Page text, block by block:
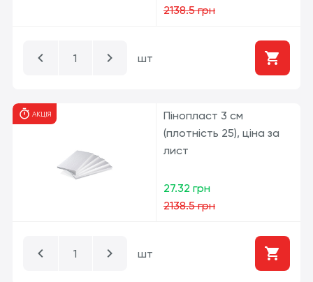
2138.5 грн
шт
АКЦІЯ
Пінопласт 3 см
(плотність 25), ціна за
лист
27.32 грн
2138.5 грн
шт